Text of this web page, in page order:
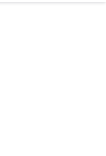
papier